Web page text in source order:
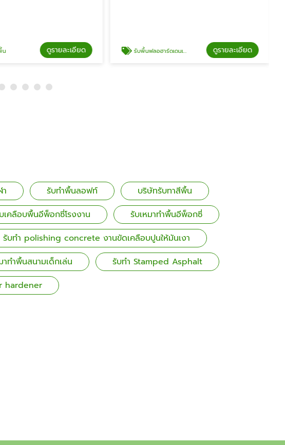
รับพื้นฟลอฮาร์ดเดนเนอร์ ราคา ดูรายละเอียด
รับทำพื้นลอฟท์
บริษัทรับทาสีพื้น
เคลือบพื้นอีพ็อกซี่โรงงาน
รับเหมาทำพื้นอีพ็อกซี่
รับทำ polishing concrete งานขัดเคลือบปูนให้มันเงา
าทำพื้นสนามเด็กเล่น
รับทำ Stamped Asphalt
hardener